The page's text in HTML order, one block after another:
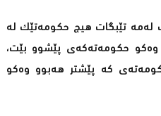
تێبگات هیچ حكومه‌تێك له‌
وه‌كو حكومه‌ته‌كه‌ی پێشوو بێت،
كه‌ پێشتر هه‌بوو وه‌كو